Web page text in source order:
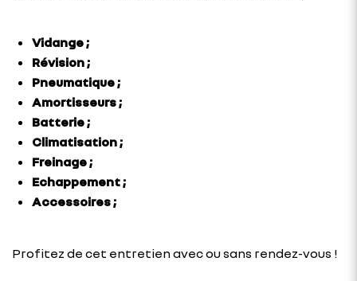
Vidange ;
Révision ;
Pneumatique ;
Amortisseurs ;
Batterie ;
Climatisation ;
Freinage ;
Echappement ;
Accessoires ;
Profitez de cet entretien avec ou sans rendez-vous !